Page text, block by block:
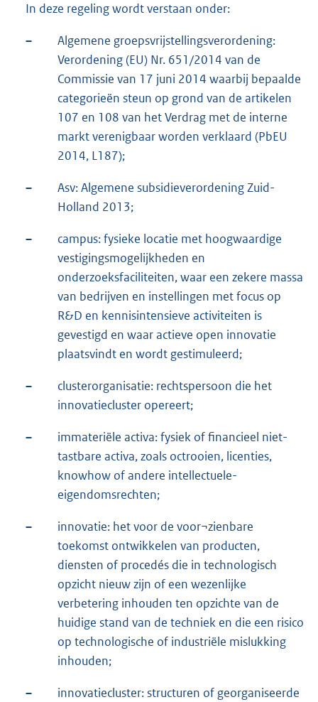
In deze regeling wordt verstaan onder:
–
Algemene groepsvrijstellingsverordening:
Verordening (EU) Nr. 651/2014 van de
Commissie van 17 juni 2014 waarbij bepaalde
categorieën steun op grond van de artikelen
107 en 108 van het Verdrag met de interne
markt verenigbaar worden verklaard (PbEU
2014, L187);
–
Asv: Algemene subsidieverordening Zuid-
Holland 2013;
–
campus: fysieke locatie met hoogwaardige
vestigingsmogelijkheden en
onderzoeksfaciliteiten, waar een zekere massa
van bedrijven en instellingen met focus op
R&D en kennisintensieve activiteiten is
gevestigd en waar actieve open innovatie
plaatsvindt en wordt gestimuleerd;
–
clusterorganisatie: rechtspersoon die het
innovatiecluster opereert;
–
immateriële activa: fysiek of financieel niet-
tastbare activa, zoals octrooien, licenties,
knowhow of andere intellectuele-
eigendomsrechten;
–
innovatie: het voor de voor¬zienbare
toekomst ontwikkelen van producten,
diensten of procedés die in technologisch
opzicht nieuw zijn of een wezenlijke
verbetering inhouden ten opzichte van de
huidige stand van de techniek en die een risico
op technologische of industriële mislukking
inhouden;
–
innovatiecluster: structuren of georganiseerde